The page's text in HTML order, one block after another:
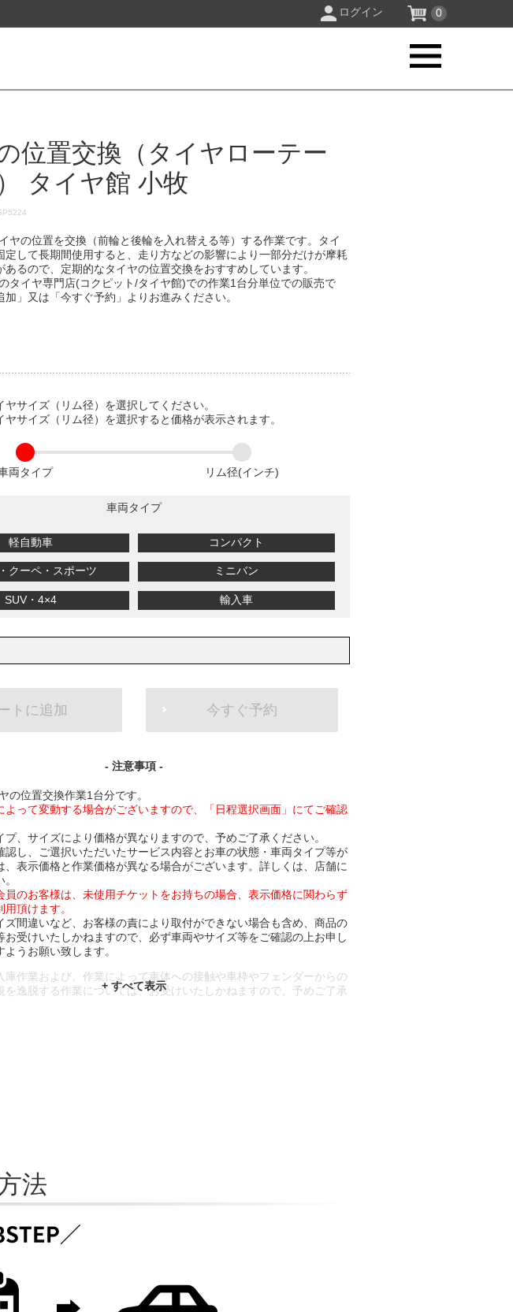
ログイン 0
位置交換（タイヤローテー
タイヤ館 小牧
ヤの位置を交換（前輪と後輪を入れ替える等）する作業です。タイ
定して長期間使用すると、走り方などの影響により一部分だけが摩耗
あるので、定期的なタイヤの位置交換をおすすめしています。
タイヤ専門店(コクピット/タイヤ館)での作業1台分単位での販売で
加」又は「今すぐ予約」よりお進みください。
ヤサイズ（リム径）を選択してください。
ヤサイズ（リム径）を選択すると価格が表示されます。
両タイプ リム径(インチ)
車両タイプ
軽自動車 コンパクト
クーペ・スポーツ ミニバン
SUV・4×4 輸入車
トに追加 今すぐ予約
- 注意事項 -
の位置交換作業1台分です。
って変動する場合がございますので、「日程選択画面」にてご確認
、サイズにより価格が異なりますので、予めご了承ください。
し、ご選択いただいたサービス内容とお車の状態・車両タイプ等が
、表示価格と作業価格が異なる場合がございます。詳しくは、店舗に
のお客様は、未使用チケットをお持ちの場合、表示価格に関わらず
頂けます。
間違いなど、お客様の責により取付ができない場合も含め、商品の
お受けいたしかねますので、必ず車両やサイズ等をご確認の上お申し
うお願い致します。
作業および、作業によって車体への接触や車枠やフェンダーからの
を逸脱する作業については、お受けいたしかねますので、予めご了承
法